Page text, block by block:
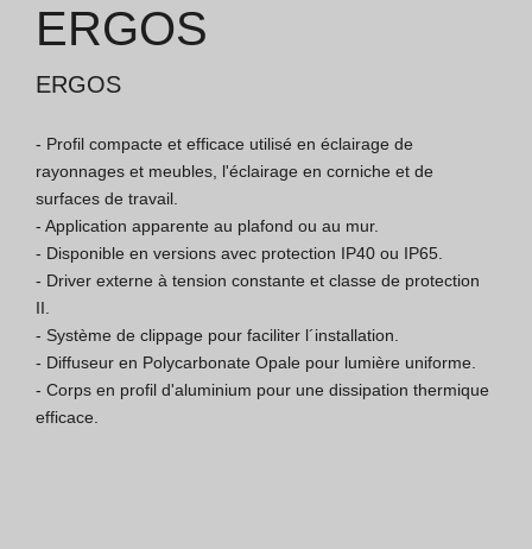
Général [PT/ES]
Documents
Considérations Générales
Certification ISO 9001
Conditions de Vente
Conditions de Garantie
ERGOS
ERGOS
- Profil compacte et efficace utilisé en éclairage de
rayonnages et meubles, l'éclairage en corniche et de
surfaces de travail.
- Application apparente au plafond ou au mur.
- Disponible en versions avec protection IP40 ou IP65.
- Driver externe à tension constante et classe de protection
II.
- Système de clippage pour faciliter l´installation.
- Diffuseur en Polycarbonate Opale pour lumière uniforme.
- Corps en profil d'aluminium pour une dissipation thermique
efficace.